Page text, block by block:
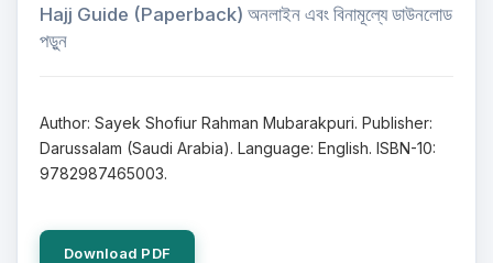
Hajj Guide (Paperback) অনলাইন এবং বিনামূল্যে ডাউনলোড
পড়ুন
Author: Sayek Shofiur Rahman Mubarakpuri. Publisher:
Darussalam (Saudi Arabia). Language: English. ISBN-10:
9782987465003.
Download PDF